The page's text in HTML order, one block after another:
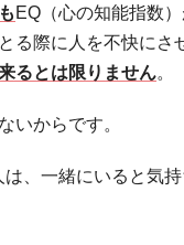
EQ（心の知能指数
る際に人を不快にさ
るとは限りません。
いからです。
、一緒にいると気